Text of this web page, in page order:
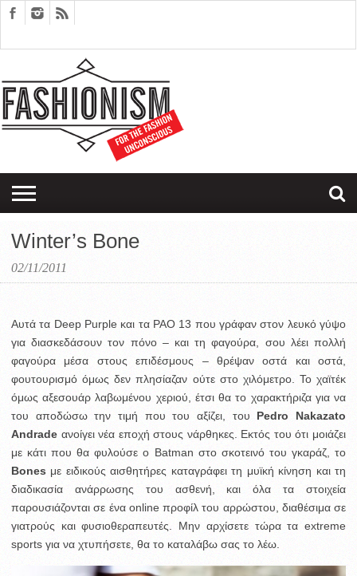
EDITORIALS
COUPLES
THERAPY
SARTORIAGRAM
Winter’s Bone
02/11/2011
Αυτά τα Deep Purple και τα PAO 13 που γράφαν στον λευκό γύψο
για διασκεδάσουν τον πόνο – και τη φαγούρα, σου λέει πολλή
φαγούρα μέσα στους επιδέσμους – θρέψαν οστά και οστά,
φουτουρισμό όμως δεν πλησίαζαν ούτε στο χιλόμετρο. Το χαϊτέκ
όμως αξεσουάρ λαβωμένου χεριού, έτσι θα το χαρακτήριζα για να
του αποδώσω την τιμή που του αξίζει, του Pedro Nakazato
Andrade ανοίγει νέα εποχή στους νάρθηκες. Εκτός του ότι μοιάζει
με κάτι που θα φυλούσε ο Batman στο σκοτεινό του γκαράζ, το
Bones με ειδικούς αισθητήρες καταγράφει τη μυϊκή κίνηση και τη
διαδικασία ανάρρωσης του ασθενή, και όλα τα στοιχεία
παρουσιάζονται σε ένα online προφίλ του αρρώστου, διαθέσιμα σε
γιατρούς και φυσιοθεραπευτές. Μην αρχίσετε τώρα τα extreme
sports για να χτυπήσετε, θα το καταλάβω σας το λέω.